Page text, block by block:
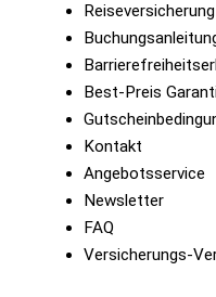
Reiseversicherung
Best-Preis
Kontakt
Angebotsservice
Newsletter
FAQ
Versicherungs-